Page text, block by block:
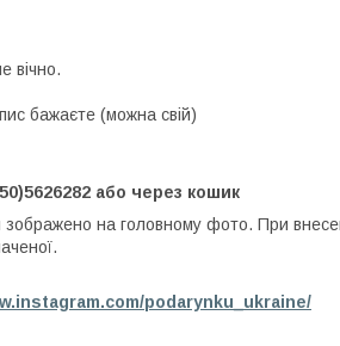
вічно.
бажаєте (можна свій)
або через кошик
зображено на головному фото. При
podarynku_ukraine/